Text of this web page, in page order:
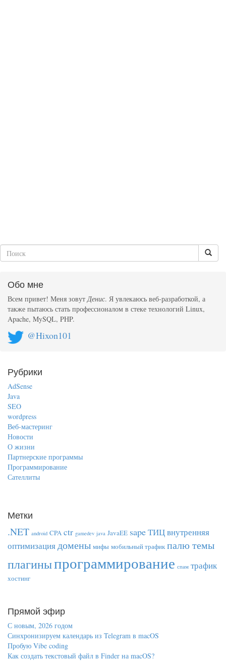
Обо мне
Всем привет! Меня зовутДенис. Я увлекаюсь веб-разработкой, а
также пытаюсь стать профессионалом в стеке технологий Linux,
Apache, MySQL, PHP.
@Hixon101
Рубрики
AdSense
Java
SEO
wordpress
Веб-мастеринг
Новости
О жизни
Партнерские программы
Программирование
Сателлиты
Метки
.NET android CPA ctr gamedev java JavaEE sapeТИЦвнутренняя
оптимизациядомены мифы мобильный трафик палю темы
плагиныпрограммирование спам трафик
хостинг
Прямой эфир
С новым, 2026 годом
Синхронизируем календарь из Telegram в macOS
Пробую Vibe coding
Как создать текстовый файл в Finder на macOS?